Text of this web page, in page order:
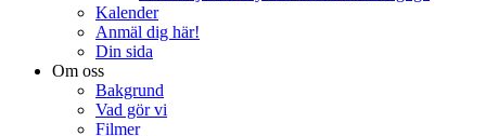
Kalender
Anmäl dig här!
Din sida
Om oss
Bakgrund
Vad gör vi
Filmer